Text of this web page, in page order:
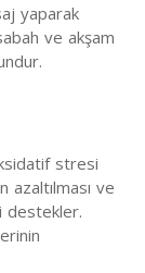
yaparak
ve akşam
stresi
azaltılması ve
destekler.